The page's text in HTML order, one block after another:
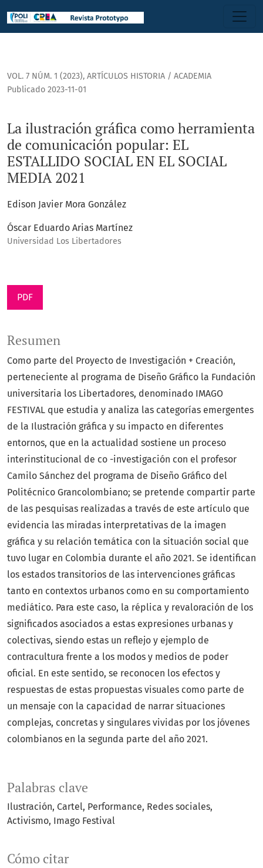
VOL. 7 NÚM. 1 (2023), ARTÍCULOS HISTORIA / ACADEMIA
La ilustración gráfica como herramienta
de comunicación popular: EL
ESTALLIDO SOCIAL EN EL SOCIAL
MEDIA 2021
Publicado 2023-11-01
Edison Javier Mora González
Óscar Eduardo Arias Martínez
Universidad Los Libertadores
PDF
Palabras clave
Ilustración Cartel Performance Redes sociales
Activismo Imago Festival
Cómo citar
Resumen
Como parte del Proyecto de Investigación + Creación,
perteneciente al programa de Diseño Gráfico la Fundación
universitaria los Libertadores, denominado IMAGO
FESTIVAL que estudia y analiza las categorías emergentes
de la Ilustración gráfica y su impacto en diferentes
entornos, que en la actualidad sostiene un proceso
interinstitucional de co -investigación con el profesor
Camilo Sánchez del programa de Diseño Gráfico del
Politécnico Grancolombiano; se pretende compartir parte
de las pesquisas realizadas a través de este artículo que
evidencia las miradas interpretativas de la imagen
gráfica y su relación temática con la situación social que
tuvo lugar en Colombia durante el año 2021. Se identifican
los estados transitorios de las intervenciones gráficas
tanto en contextos urbanos como en su comportamiento
mediático. Para este caso, la réplica y revaloración de los
significados asociados a estas expresiones urbanas y
colectivas, siendo estas un reflejo y ejemplo de
contracultura frente a los modos y medios de poder
oficial. En este sentido, se reconocen los efectos y
respuestas de estas propuestas visuales como parte de
un mensaje con la capacidad de narrar situaciones
complejas, concretas y singulares vividas por los jóvenes
colombianos en la segunda parte del año 2021.